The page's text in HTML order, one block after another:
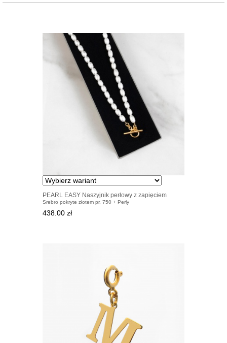
PEARL EASY Naszyjnik perłowy z zapięciem
pozłacanym
Srebro pokryte złotem pr. 750 + Perły
438.00 zł